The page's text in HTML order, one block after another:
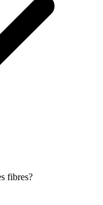
fibres?